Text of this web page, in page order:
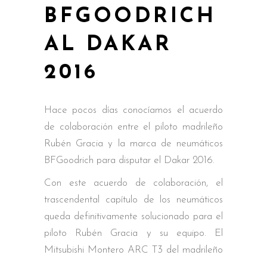
BFGOODRICH
AL DAKAR
2016
Hace pocos días conocíamos el acuerdo
de colaboración entre el piloto madrileño
Rubén Gracia y la marca de neumáticos
BFGoodrich para disputar el Dakar 2016.
Con este acuerdo de colaboración, el
trascendental capítulo de los neumáticos
queda definitivamente solucionado para el
piloto Rubén Gracia y su equipo. El
Mitsubishi Montero ARC T3 del madrileño